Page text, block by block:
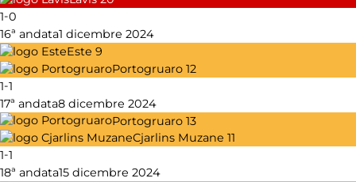
1-0
16ª andata1 dicembre 2024
Este 9
Portogruaro 12
1-1
17ª andata8 dicembre 2024
Portogruaro 13
Cjarlins Muzane 11
1-1
18ª andata15 dicembre 2024